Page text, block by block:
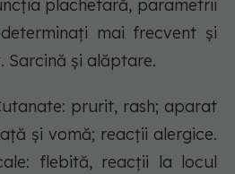
plachetară, parametrii
mai frecvent şi
Sarcină şi alăptare.
prurit, rash; aparat
şi vomă; reacţii alergice.
flebită, reacţii la locul